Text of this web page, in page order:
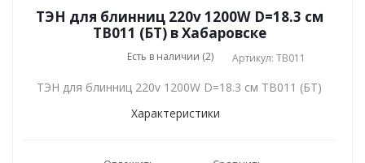
ТЭН для блинниц 220v 1200W D=18.3 см
TB011 (БТ) в Хабаровске
Есть в наличии (2) Артикул: TB011
ТЭН для блинниц 220v 1200W D=18.3 см TB011 (БТ)
Характеристики